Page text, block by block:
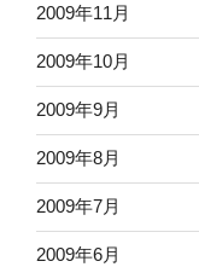
2009年11月
2009年10月
2009年9月
2009年8月
2009年7月
2009年6月